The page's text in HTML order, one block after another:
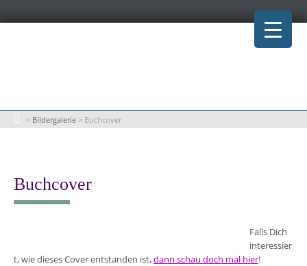
> Bildergalerie > Buchcover
Buchcover
Falls Dich
interessier
t, wie dieses Cover entstanden ist,dann schau doch mal hier!